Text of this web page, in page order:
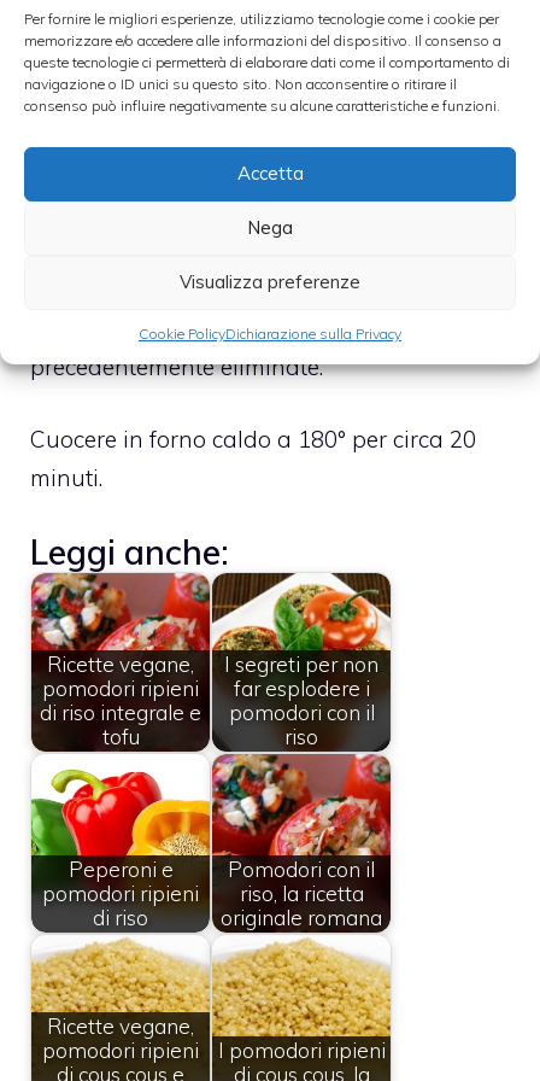
Per fornire le migliori esperienze, utilizziamo tecnologie come i cookie per
memorizzare e/o accedere alle informazioni del dispositivo. Il consenso a
queste tecnologie ci permetterà di elaborare dati come il comportamento di
navigazione o ID unici su questo sito. Non acconsentire o ritirare il
consenso può influire negativamente su alcune caratteristiche e funzioni.
Accetta
Nega
Visualizza preferenze
Cookie PolicyDichiarazione sulla Privacy
cubetti, il formaggio grattugiato, il basilico
spezzettato grossolanamente. Aggiungere
un filo di oli e aggiustare di sale e pepe.
Mettere i pomodori su una placca da forno
Aggiungere ancora un filo di olio e poi
coprire ogni pomodoro con le calotte
precedentemente eliminate.
Cuocere in forno caldo a 180° per circa 20
minuti.
Leggi anche:
Ricette vegane,
pomodori ripieni
di riso integrale e
tofu
I segreti per non
far esplodere i
pomodori con il
riso
Peperoni e
pomodori ripieni
di riso
Pomodori con il
riso, la ricetta
originale romana
Ricette vegane,
pomodori ripieni
di cous cous e
I pomodori ripieni
di cous cous, la